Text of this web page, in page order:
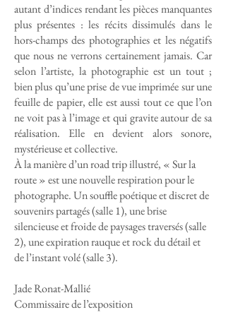
autant d’indices rendant les pièces manquantes
plus présentes : les récits dissimulés dans le
hors-champs des photographies et les négatifs
que nous ne verrons certainement jamais. Car
selon l’artiste, la photographie est un tout ;
bien plus qu’une prise de vue imprimée sur une
feuille de papier, elle est aussi tout ce que l’on
ne voit pas à l’image et qui gravite autour de sa
réalisation. Elle en devient alors sonore,
mystérieuse et collective.
À la manière d’un road trip illustré, « Sur la
route » est une nouvelle respiration pour le
photographe. Un souffle poétique et discret de
souvenirs partagés (salle 1), une brise
silencieuse et froide de paysages traversés (salle
2), une expiration rauque et rock du détail et
de l’instant volé (salle 3).
Jade Ronat-Mallié
Commissaire de l’exposition